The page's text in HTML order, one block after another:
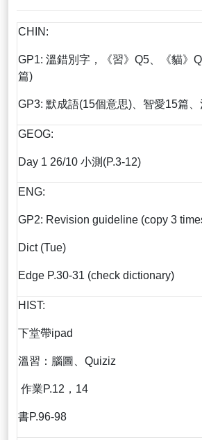
CHIN:
GP1: 溫錯別字，《習》Q5、《貓》
篇)
GP3: 默成語(15個意思)、智愛15篇
GEOG:
Day 1 26/10 小測(P.3-12)
ENG:
GP2: Revision guideline (copy 3
Dict (Tue)
Edge P.30-31 (check dictionary)
HIST:
下堂帶ipad
溫習：腦圖、Quiziz
作業P.12，14
書P.96-98